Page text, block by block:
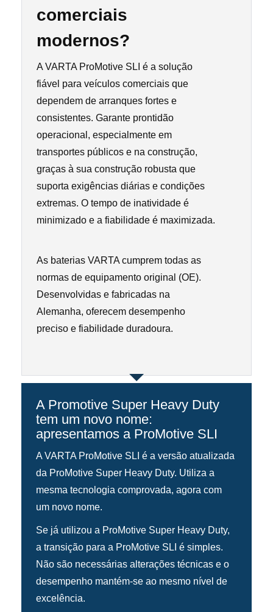
comerciais
modernos?
A VARTA ProMotive SLI é a solução
fiável para veículos comerciais que
dependem de arranques fortes e
consistentes. Garante prontidão
operacional, especialmente em
transportes públicos e na construção,
graças à sua construção robusta que
suporta exigências diárias e condições
extremas. O tempo de inatividade é
minimizado e a fiabilidade é maximizada.
As baterias VARTA cumprem todas as
normas de equipamento original (OE).
Desenvolvidas e fabricadas na
Alemanha, oferecem desempenho
preciso e fiabilidade duradoura.
A Promotive Super Heavy Duty
tem um novo nome:
apresentamos a ProMotive SLI
A VARTA ProMotive SLI é a versão atualizada
da ProMotive Super Heavy Duty. Utiliza a
mesma tecnologia comprovada, agora com
um novo nome.
Se já utilizou a ProMotive Super Heavy Duty,
a transição para a ProMotive SLI é simples.
Não são necessárias alterações técnicas e o
desempenho mantém-se ao mesmo nível de
excelência.